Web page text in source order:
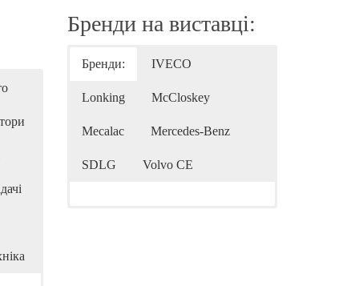
Бренди на виставці:
Бренди: IVECO
Lonking McCloskey
Mecalac Mercedes-Benz
SDLG Volvo CE